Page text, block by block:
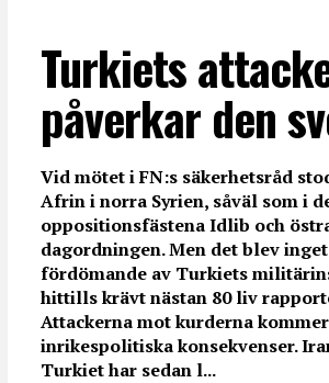
Turkiets
påverkar den
Vid mötet i FN:s säkerhetsråd
Afrin i norra Syrien, såväl som i
oppositionsfästena Idlib och
dagordningen. Men det blev inget
fördömande av Turkiets
hittills krävt nästan 80 liv
Attackerna mot kurderna
inrikespolitiska konsekvenser.
Turkiet har sedan l...